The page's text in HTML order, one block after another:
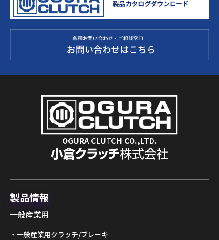
OGURA CLUTCH CO.,LTD.
製品情報
一般産業用
一般産業用クラッチ/ブレーキ